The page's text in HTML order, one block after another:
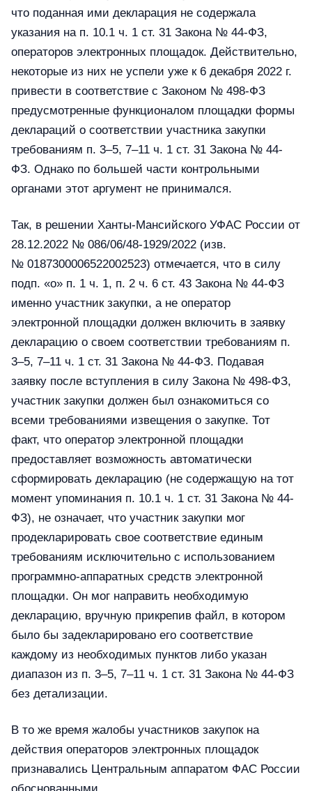
что поданная ими декларация не содержала
указания на п. 10.1 ч. 1 ст. 31 Закона № 44-ФЗ,
операторов электронных площадок. Действительно,
некоторые из них не успели уже к 6 декабря 2022 г.
привести в соответствие с Законом № 498-ФЗ
предусмотренные функционалом площадки формы
деклараций о соответствии участника закупки
требованиям п. 3–5, 7–11 ч. 1 ст. 31 Закона № 44-
ФЗ. Однако по большей части контрольными
органами этот аргумент не принимался.
Так, в решении Ханты-Мансийского УФАС России от
28.12.2022 № 086/06/48-1929/2022 (изв.
№ 0187300006522002523) отмечается, что в силу
подп. «о» п. 1 ч. 1, п. 2 ч. 6 ст. 43 Закона № 44-ФЗ
именно участник закупки, а не оператор
электронной площадки должен включить в заявку
декларацию о своем соответствии требованиям п.
3–5, 7–11 ч. 1 ст. 31 Закона № 44-ФЗ. Подавая
заявку после вступления в силу Закона № 498-ФЗ,
участник закупки должен был ознакомиться со
всеми требованиями извещения о закупке. Тот
факт, что оператор электронной площадки
предоставляет возможность автоматически
сформировать декларацию (не содержащую на тот
момент упоминания п. 10.1 ч. 1 ст. 31 Закона № 44-
ФЗ), не означает, что участник закупки мог
продекларировать свое соответствие единым
требованиям исключительно с использованием
программно-аппаратных средств электронной
площадки. Он мог направить необходимую
декларацию, вручную прикрепив файл, в котором
было бы задекларировано его соответствие
каждому из необходимых пунктов либо указан
диапазон из п. 3–5, 7–11 ч. 1 ст. 31 Закона № 44-ФЗ
без детализации.
В то же время жалобы участников закупок на
действия операторов электронных площадок
признавались Центральным аппаратом ФАС России